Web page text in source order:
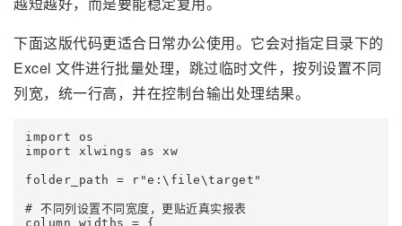
下面这版代码更适合日常办公使用。它会对指定目录下的
Excel 文件进行批量处理，跳过临时文件，按列设置不同
列宽，统一行高，并在控制台输出处理结果。
import os
import xlwings as xw
folder_path = r"e:\file\target"
# 不同列设置不同宽度，更贴近真实报表
column_widths = {